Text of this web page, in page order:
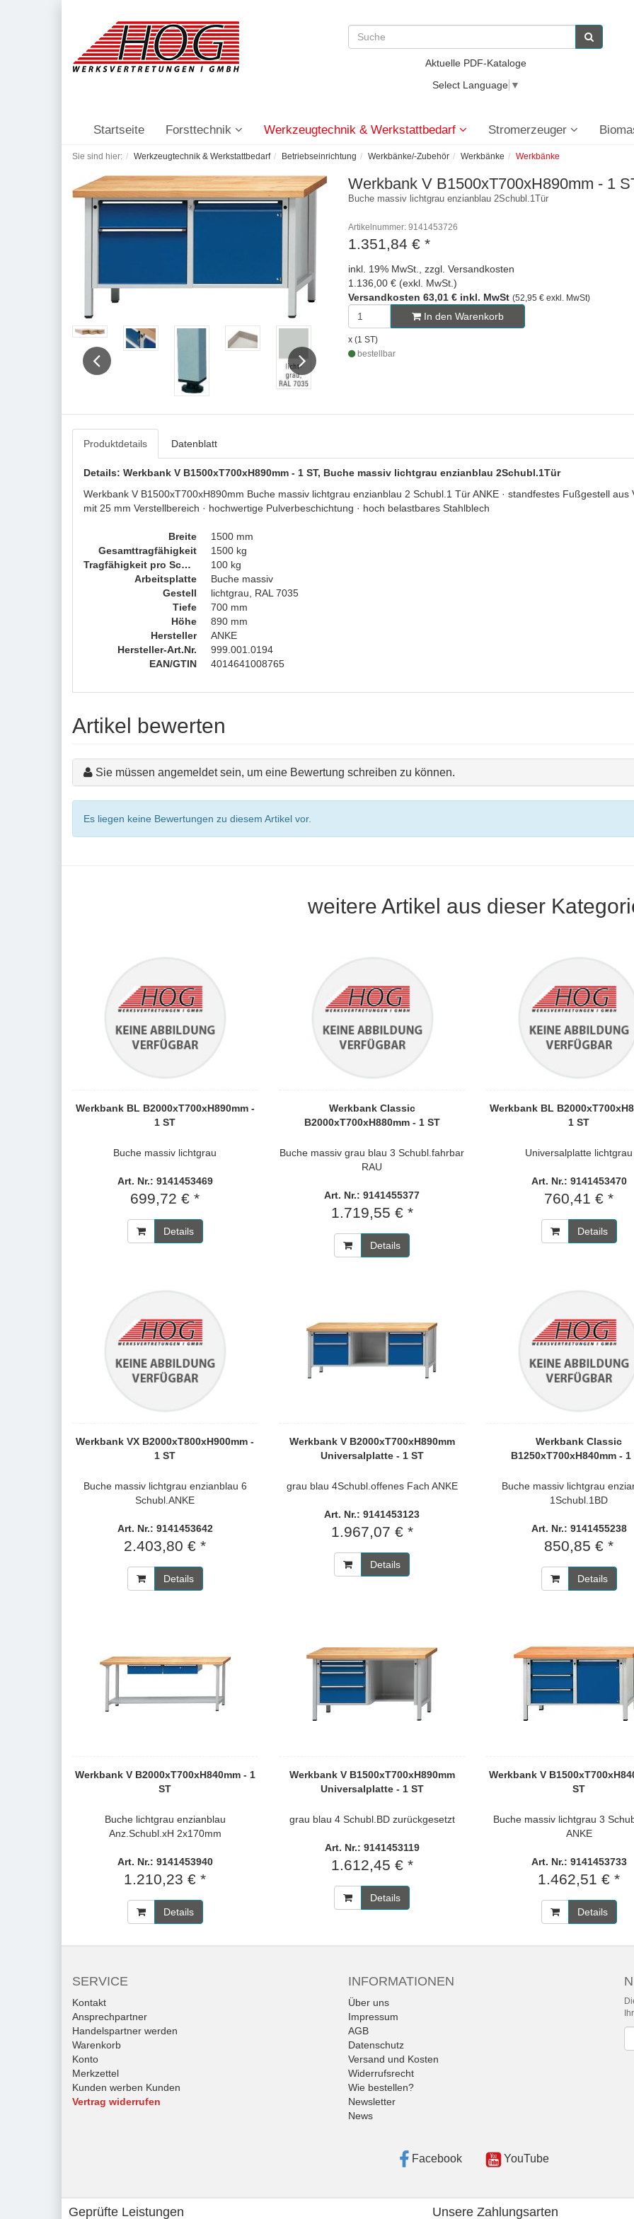
Aktuelle PDF-Kataloge
Select Language ▼
Startseite Forsttechnik Werkzeugtechnik & Werkstattbedarf Stromerzeuger
Sie sind hier: Werkzeugtechnik & Werkstattbedarf Betriebseinrichtung Werkbänke/-Zubehör Werkbänke Werkbänke
Next
Werkbank V B1500xT700xH890mm - 1
Buche massiv lichtgrau enzianblau 2Schubl.1Tür
Artikelnummer: 9141453726
1.351,84 € *
inkl. 19% MwSt., zzgl. Versandkosten
1.136,00 € (exkl. MwSt.)
Versandkosten 63,01 € inkl. MwSt (52,95 € exkl. MwSt)
In den Warenkorb
x (1 ST)
bestellbar
Produktdetails Datenblatt
Details: Werkbank V B1500xT700xH890mm - 1 ST, Buche massiv lichtgrau enzianblau 2Schubl.1Tür
Werkbank V B1500xT700xH890mm Buche massiv lichtgrau enzianblau 2 Schubl.1 Tür ANKE · standfestes Fußgestell
mit 25 mm Verstellbereich · hochwertige Pulverbeschichtung · hoch belastbares Stahlblech
Breite
1500 mm
Gesamttragfähigkeit
1500 kg
Tragfähigkeit pro Schublade
100 kg
Arbeitsplatte
Buche massiv
Gestell
lichtgrau, RAL 7035
Tiefe
700 mm
Höhe
890 mm
Hersteller
ANKE
Hersteller-Art.Nr.
999.001.0194
EAN/GTIN
4014641008765
Artikel bewerten
Sie müssen angemeldet sein, um eine Bewertung schreiben zu können.
Es liegen keine Bewertungen zu diesem Artikel vor.
weitere Artikel aus dieser
Werkbank BL B2000xT700xH890mm -
1 ST
Buche massiv lichtgrau
Art. Nr.: 9141453469
699,72 € *
Details
Werkbank Classic
B2000xT700xH880mm - 1 ST
Buche massiv grau blau 3 Schubl.fahrbar
RAU
Art. Nr.: 9141455377
1.719,55 € *
Details
Werkbank BL
1 ST
Universalplatte lichtgrau
Art. Nr.: 9141453470
760,41 € *
Details
Werkbank VX B2000xT800xH900mm -
1 ST
Buche massiv lichtgrau enzianblau 6
Schubl.ANKE
Art. Nr.: 9141453642
2.403,80 € *
Details
Werkbank V B2000xT700xH890mm
Universalplatte - 1 ST
grau blau 4Schubl.offenes Fach ANKE
Art. Nr.: 9141453123
1.967,07 € *
Details
Werkbank Classic
B1250xT700xH840mm - 1
Buche massiv lichtgrau
1Schubl.1BD
Art. Nr.: 9141455238
850,85 € *
Details
Werkbank V B2000xT700xH840mm - 1
ST
Buche lichtgrau enzianblau
Anz.Schubl.xH 2x170mm
Art. Nr.: 9141453940
1.210,23 € *
Details
Werkbank V B1500xT700xH890mm
Universalplatte - 1 ST
grau blau 4 Schubl.BD zurückgesetzt
Art. Nr.: 9141453119
1.612,45 € *
Details
Werkbank V
ST
Buche massiv lichtgrau 3
ANKE
Art. Nr.: 9141453733
1.462,51 € *
Details
SERVICE
Kontakt
Ansprechpartner
Handelspartner werden
Warenkorb
Konto
Merkzettel
Kunden werben Kunden
Vertrag widerrufen
INFORMATIONEN
Über uns
Impressum
AGB
Datenschutz
Versand und Kosten
Widerrufsrecht
Wie bestellen?
Newsletter
News
Facebook YouTube
Geprüfte Leistungen Unsere Zahlungsarten